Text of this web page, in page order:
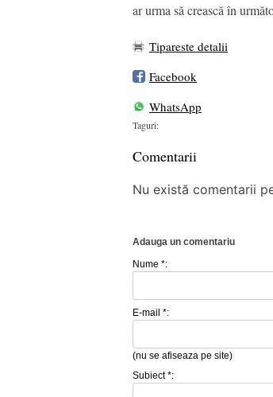
ar urma să crească în
Tipareste detalii
Facebook
WhatsApp
Taguri:
Comentarii
Nu există comentarii
Adauga un comentariu
Nume *:
E-mail *:
(nu se afiseaza pe site)
Subiect *: